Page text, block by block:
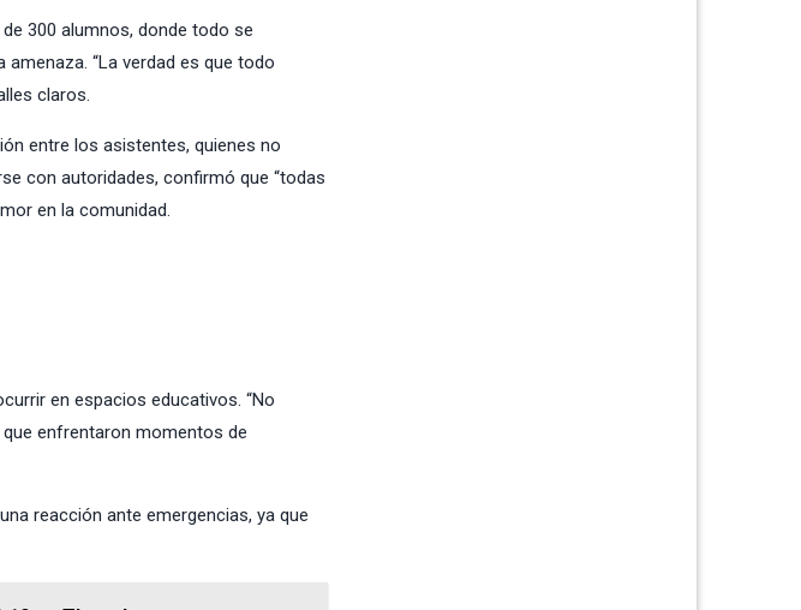
300 alumnos, donde todo se
“La verdad es que todo
claros.
entre los asistentes, quienes no
con autoridades, confirmó que “todas
en la comunidad.
en espacios educativos. “No
enfrentaron momentos de
reacción ante emergencias, ya que